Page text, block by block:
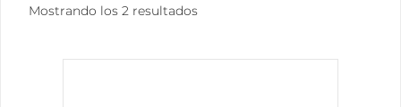
Mostrando los 2 resultadosOrdenado
popularidad